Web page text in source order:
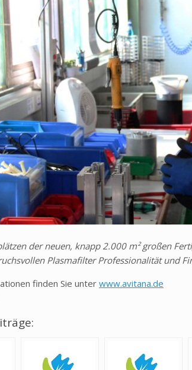
der neuen, knapp 2.000 m² großen
Plasmafilter Professionalität und
finden Sie unterwww.avitana.de